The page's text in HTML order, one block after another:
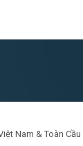
Nam & Toàn Cầu